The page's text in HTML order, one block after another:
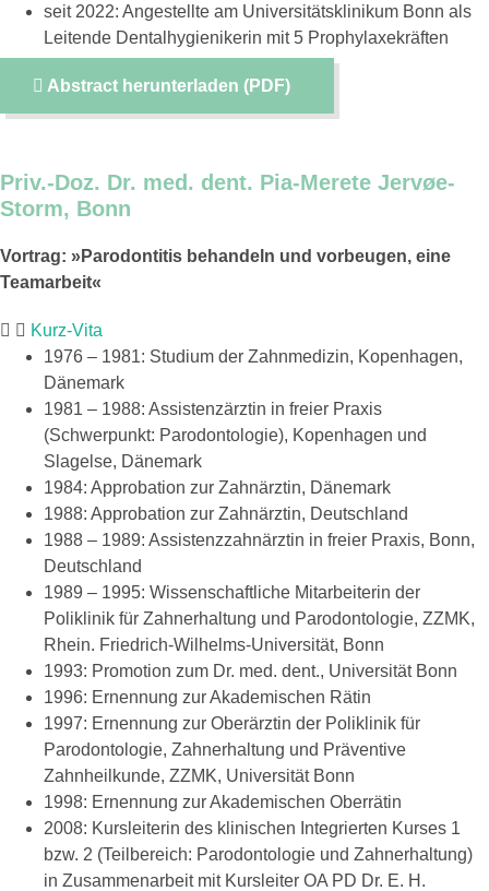
seit 2022: Angestellte am Universitätsklinikum Bonn als
Leitende Dentalhygienikerin mit 5 Prophylaxekräften
Abstract herunterladen (PDF)
Priv.-Doz. Dr. med. dent. Pia-Merete Jervøe-
Storm, Bonn
Vortrag: »Parodontitis behandeln und vorbeugen, eine
Teamarbeit«
Kurz-Vita
1976 – 1981: Studium der Zahnmedizin, Kopenhagen,
Dänemark
1981 – 1988: Assistenzärztin in freier Praxis
(Schwerpunkt: Parodontologie), Kopenhagen und
Slagelse, Dänemark
1984: Approbation zur Zahnärztin, Dänemark
1988: Approbation zur Zahnärztin, Deutschland
1988 – 1989: Assistenzzahnärztin in freier Praxis, Bonn,
Deutschland
1989 – 1995: Wissenschaftliche Mitarbeiterin der
Poliklinik für Zahnerhaltung und Parodontologie, ZZMK,
Rhein. Friedrich-Wilhelms-Universität, Bonn
1993: Promotion zum Dr. med. dent., Universität Bonn
1996: Ernennung zur Akademischen Rätin
1997: Ernennung zur Oberärztin der Poliklinik für
Parodontologie, Zahnerhaltung und Präventive
Zahnheilkunde, ZZMK, Universität Bonn
1998: Ernennung zur Akademischen Oberrätin
2008: Kursleiterin des klinischen Integrierten Kurses 1
bzw. 2 (Teilbereich: Parodontologie und Zahnerhaltung)
in Zusammenarbeit mit Kursleiter OA PD Dr. E. H.